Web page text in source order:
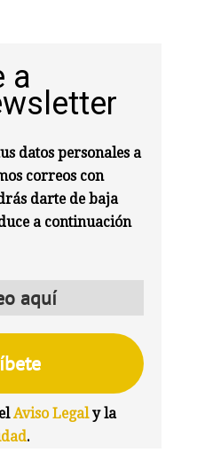
a
datos personales a
correos con
darte de baja
a continuación
Aviso Legaly la
.